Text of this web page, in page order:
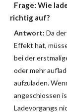
Frage: Wie
richtig auf?
Antwort: Da
Effekt hat,
bei der
oder mehr
aufzuladen.
angeschlossen
Ladevorgangs